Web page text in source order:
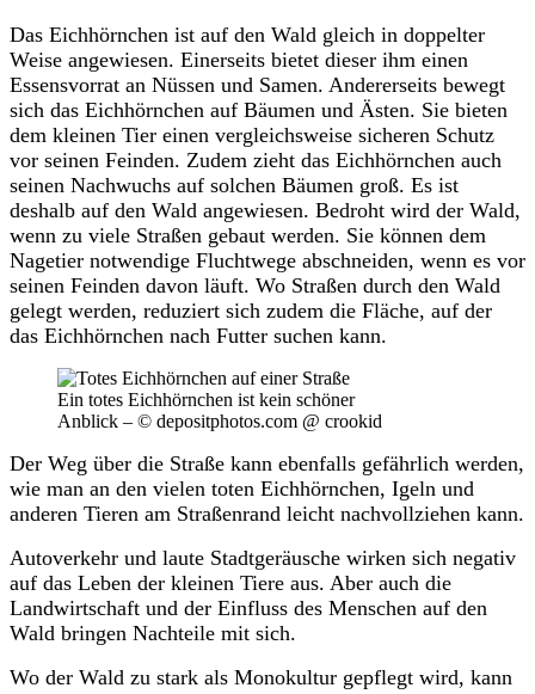
Das Eichhörnchen ist auf den Wald gleich in doppelter
Weise angewiesen. Einerseits bietet dieser ihm einen
Essensvorrat an Nüssen und Samen. Andererseits bewegt
sich das Eichhörnchen auf Bäumen und Ästen. Sie bieten
dem kleinen Tier einen vergleichsweise sicheren Schutz
vor seinen Feinden. Zudem zieht das Eichhörnchen auch
seinen Nachwuchs auf solchen Bäumen groß. Es ist
deshalb auf den Wald angewiesen. Bedroht wird der Wald,
wenn zu viele Straßen gebaut werden. Sie können dem
Nagetier notwendige Fluchtwege abschneiden, wenn es vor
seinen Feinden davon läuft. Wo Straßen durch den Wald
gelegt werden, reduziert sich zudem die Fläche, auf der
das Eichhörnchen nach Futter suchen kann.
Ein totes Eichhörnchen ist kein schöner
Anblick – © depositphotos.com @ crookid
Der Weg über die Straße kann ebenfalls gefährlich werden,
wie man an den vielen toten Eichhörnchen, Igeln und
anderen Tieren am Straßenrand leicht nachvollziehen kann.
Autoverkehr und laute Stadtgeräusche wirken sich negativ
auf das Leben der kleinen Tiere aus. Aber auch die
Landwirtschaft und der Einfluss des Menschen auf den
Wald bringen Nachteile mit sich.
Wo der Wald zu stark als Monokultur gepflegt wird, kann